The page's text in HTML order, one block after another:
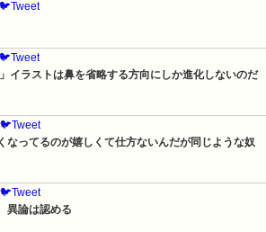
🐦Tweet
🐦Tweet
イラストは鼻を省略する方向にしか進化しないのだ
🐦Tweet
なってるのが嬉しくて仕方ないんだが同じような奴
🐦Tweet
異論は認める